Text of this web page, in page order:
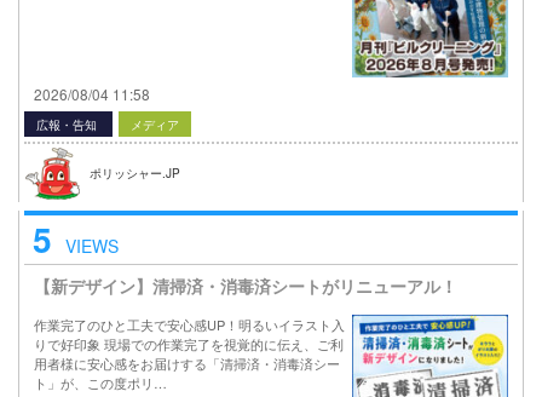
2026/08/04 11:58
広報・告知 メディア
ポリッシャー.JP
5 VIEWS
【新デザイン】清掃済・消毒済シートがリニューアル！
作業完了のひと工夫で安心感UP！明るいイラスト入
りで好印象 現場での作業完了を視覚的に伝え、ご利
用者様に安心感をお届けする「清掃済・消毒済シー
ト」が、この度ポリ…